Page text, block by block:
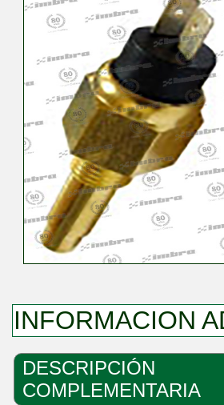
INFORMACION
DESCRIPCIÓN
COMPLEMENTARIA